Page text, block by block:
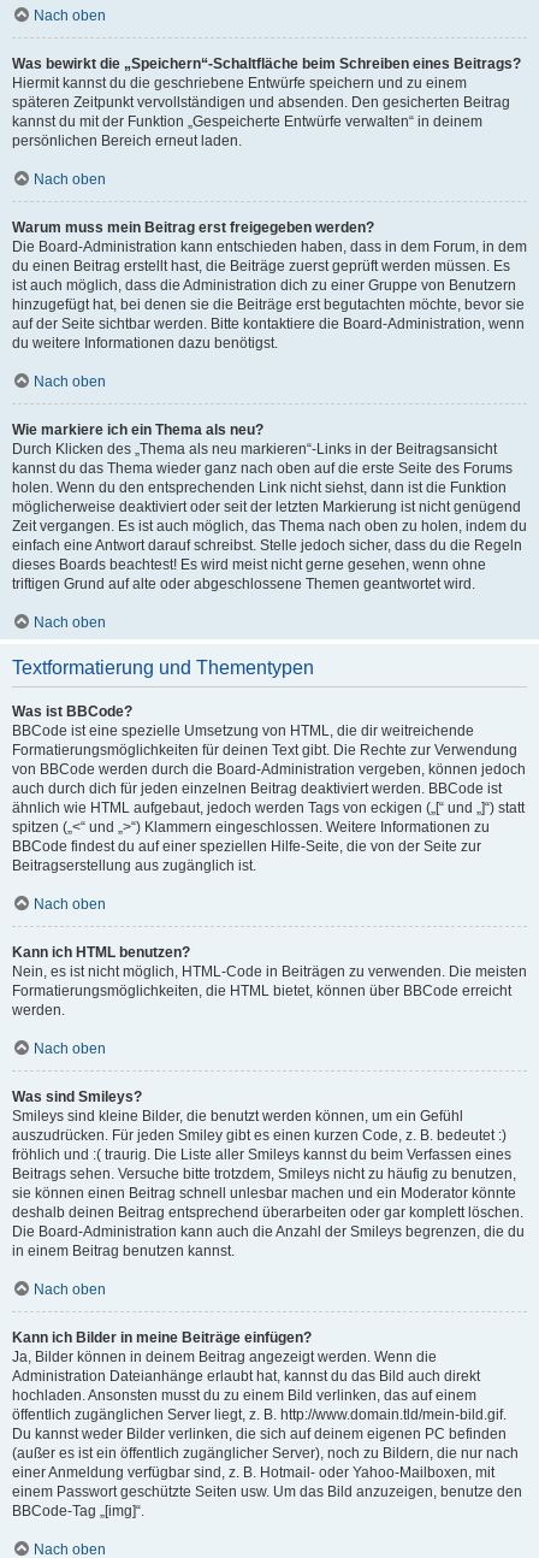
Nach oben
Was bewirkt die „Speichern“-Schaltfläche beim Schreiben eines Beitrags?
Hiermit kannst du die geschriebene Entwürfe speichern und zu einem
späteren Zeitpunkt vervollständigen und absenden. Den gesicherten Beitrag
kannst du mit der Funktion „Gespeicherte Entwürfe verwalten“ in deinem
persönlichen Bereich erneut laden.
Nach oben
Warum muss mein Beitrag erst freigegeben werden?
Die Board-Administration kann entschieden haben, dass in dem Forum, in dem
du einen Beitrag erstellt hast, die Beiträge zuerst geprüft werden müssen. Es
ist auch möglich, dass die Administration dich zu einer Gruppe von Benutzern
hinzugefügt hat, bei denen sie die Beiträge erst begutachten möchte, bevor sie
auf der Seite sichtbar werden. Bitte kontaktiere die Board-Administration, wenn
du weitere Informationen dazu benötigst.
Nach oben
Wie markiere ich ein Thema als neu?
Durch Klicken des „Thema als neu markieren“-Links in der Beitragsansicht
kannst du das Thema wieder ganz nach oben auf die erste Seite des Forums
holen. Wenn du den entsprechenden Link nicht siehst, dann ist die Funktion
möglicherweise deaktiviert oder seit der letzten Markierung ist nicht genügend
Zeit vergangen. Es ist auch möglich, das Thema nach oben zu holen, indem du
einfach eine Antwort darauf schreibst. Stelle jedoch sicher, dass du die Regeln
dieses Boards beachtest! Es wird meist nicht gerne gesehen, wenn ohne
triftigen Grund auf alte oder abgeschlossene Themen geantwortet wird.
Nach oben
Textformatierung und Thementypen
Was ist BBCode?
BBCode ist eine spezielle Umsetzung von HTML, die dir weitreichende
Formatierungsmöglichkeiten für deinen Text gibt. Die Rechte zur Verwendung
von BBCode werden durch die Board-Administration vergeben, können jedoch
auch durch dich für jeden einzelnen Beitrag deaktiviert werden. BBCode ist
ähnlich wie HTML aufgebaut, jedoch werden Tags von eckigen („[“ und „]“) statt
spitzen („<“ und „>“) Klammern eingeschlossen. Weitere Informationen zu
BBCode findest du auf einer speziellen Hilfe-Seite, die von der Seite zur
Beitragserstellung aus zugänglich ist.
Nach oben
Kann ich HTML benutzen?
Nein, es ist nicht möglich, HTML-Code in Beiträgen zu verwenden. Die meisten
Formatierungsmöglichkeiten, die HTML bietet, können über BBCode erreicht
werden.
Nach oben
Was sind Smileys?
Smileys sind kleine Bilder, die benutzt werden können, um ein Gefühl
auszudrücken. Für jeden Smiley gibt es einen kurzen Code, z. B. bedeutet :)
fröhlich und :( traurig. Die Liste aller Smileys kannst du beim Verfassen eines
Beitrags sehen. Versuche bitte trotzdem, Smileys nicht zu häufig zu benutzen,
sie können einen Beitrag schnell unlesbar machen und ein Moderator könnte
deshalb deinen Beitrag entsprechend überarbeiten oder gar komplett löschen.
Die Board-Administration kann auch die Anzahl der Smileys begrenzen, die du
in einem Beitrag benutzen kannst.
Nach oben
Kann ich Bilder in meine Beiträge einfügen?
Ja, Bilder können in deinem Beitrag angezeigt werden. Wenn die
Administration Dateianhänge erlaubt hat, kannst du das Bild auch direkt
hochladen. Ansonsten musst du zu einem Bild verlinken, das auf einem
öffentlich zugänglichen Server liegt, z. B. http://www.domain.tld/mein-bild.gif.
Du kannst weder Bilder verlinken, die sich auf deinem eigenen PC befinden
(außer es ist ein öffentlich zugänglicher Server), noch zu Bildern, die nur nach
einer Anmeldung verfügbar sind, z. B. Hotmail- oder Yahoo-Mailboxen, mit
einem Passwort geschützte Seiten usw. Um das Bild anzuzeigen, benutze den
BBCode-Tag „[img]“.
Nach oben